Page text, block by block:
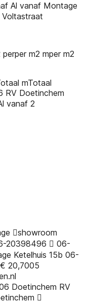
Al vanaf Montage
m2 mper m2
mTotaal
RV Doetinchem
vanaf 2
showroom
20398496  06-
Ketelhuis 15b 06-
20,7005
Doetinchem RV
